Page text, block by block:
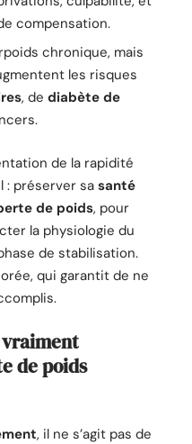
compensation.
chronique, mais
les risques
, de diabète de
de la rapidité
: préserver sa santé
de poids, pour
la physiologie du
de stabilisation.
qui garantit de ne
vraiment
de poids
, il ne s’agit pas de